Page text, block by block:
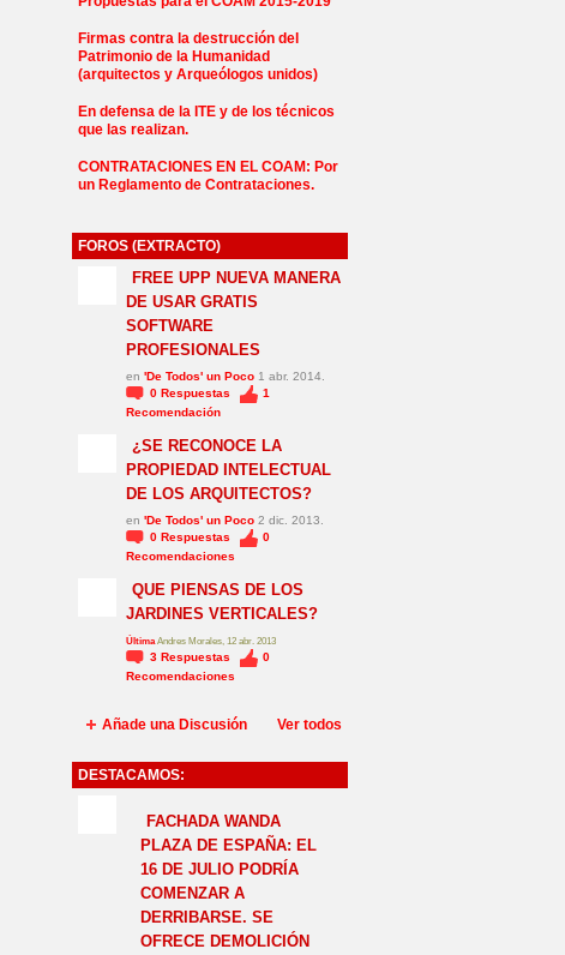
Firmas contra la destrucción del
Patrimonio de la Humanidad
(arquitectos y Arqueólogos unidos)
En defensa de la ITE y de los técnicos
que las realizan.
CONTRATACIONES EN EL COAM: Por
un Reglamento de Contrataciones.
FOROS (EXTRACTO)
FREE UPP NUEVA MANERA
DE USAR GRATIS
SOFTWARE
PROFESIONALES
en 'De Todos' un Poco 1 abr. 2014.
0 Respuestas
1
Recomendación
¿SE RECONOCE LA
PROPIEDAD INTELECTUAL
DE LOS ARQUITECTOS?
en 'De Todos' un Poco 2 dic. 2013.
0 Respuestas
0
Recomendaciones
QUE PIENSAS DE LOS
JARDINES VERTICALES?
Última Andres Morales, 12 abr. 2013
3 Respuestas
0
Recomendaciones
Añade una Discusión Ver todos
DESTACAMOS:
FACHADA WANDA
PLAZA DE ESPAÑA: EL
16 DE JULIO PODRÍA
COMENZAR A
DERRIBARSE. SE
OFRECE DEMOLICIÓN